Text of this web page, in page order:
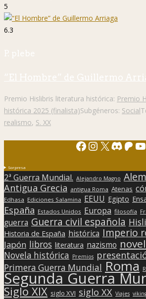
5
6.3
P. plebe
“El Hombre” de Guillermo
Premio Hislibris literatura histórica: Premio
histórica 2025 (finalista)Subgéneros: Social
realismo, S. XX
Facebook
Instagram
X
Sorpresa
2ª Guerra Mundial. Alejandro Magno
Antigua Grecia antigua Roma Atenas
Edhasa Ediciones Salamina EEUU Egipto
España Estados Unidos Europa filosofía
guerra Guerra civil española
Historia de España histórica Imperio
Japón libros literatura nazismo
Novela histórica Premios
Primera Guerra Mundial Roma
Segunda Guerra
Siglo XIX siglo XVI siglo XX Viajes